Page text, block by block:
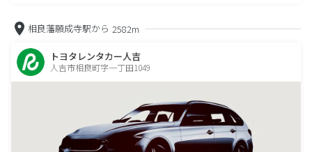
相良藩願成寺駅から 2582m
トヨタレンタカー人吉
人吉市相良町字一丁田1049